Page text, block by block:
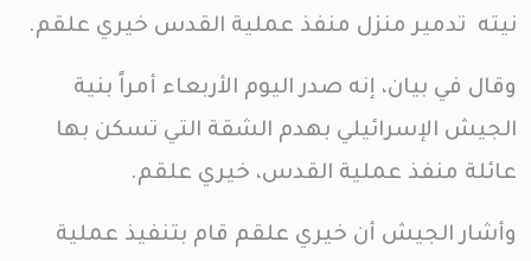
نيته تدمير منزل منفذ عملية القدس خيري علقم.
وقال في بيان، إنه صدر اليوم الأربعاء أمراً بنية
الجيش الإسرائيلي بهدم الشقة التي تسكن بها
عائلة منفذ عملية القدس، خيري علقم.
وأشار الجيش أن خيري علقم قام بتنفيذ عملية